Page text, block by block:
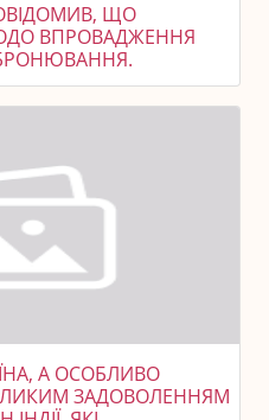
ЩО
ВПРОВАДЖЕННЯ
А ОСОБЛИВО
ЗАДОВОЛЕННЯМ